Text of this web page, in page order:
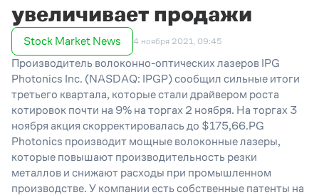
увеличивает продажи
Stock Market News 4 ноября 2021, 09:45
Производитель волоконно-оптических лазеров IPG
Photonics Inc. (NASDAQ: IPGP) сообщил сильные итоги
третьего квартала, которые стали драйвером роста
котировок почти на 9% на торгах 2 ноября. На торгах 3
ноября акция скорректировалась до $175,66.PG
Photonics производит мощные волоконные лазеры,
которые повышают производительность резки
металлов и снижают расходы при промышленном
производстве. У компании есть собственные патенты на